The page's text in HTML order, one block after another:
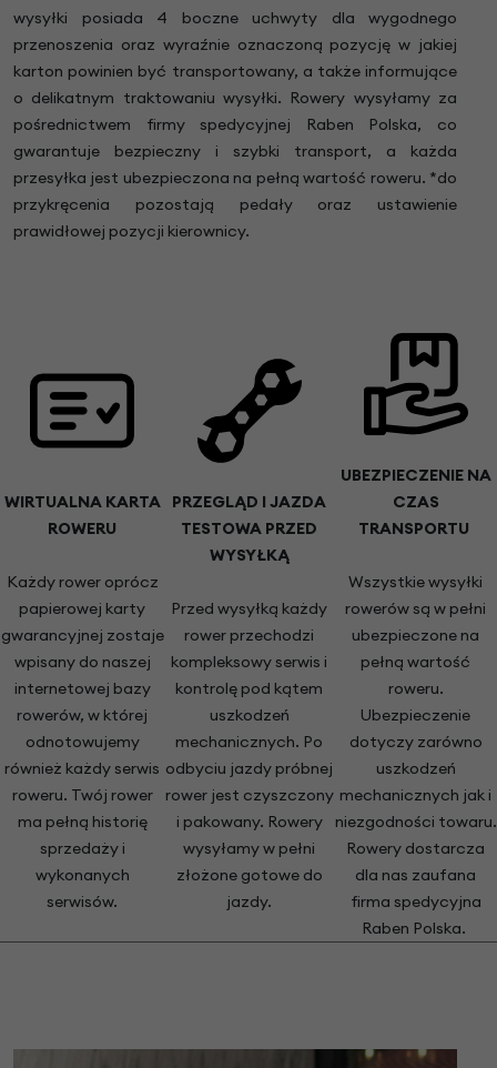
wysyłki posiada 4 boczne uchwyty dla wygodnego
przenoszenia oraz wyraźnie oznaczoną pozycję w jakiej
karton powinien być transportowany, a także informujące
o delikatnym traktowaniu wysyłki. Rowery wysyłamy za
pośrednictwem firmy spedycyjnej Raben Polska, co
gwarantuje bezpieczny i szybki transport, a każda
przesyłka jest ubezpieczona na pełną wartość roweru. *do
przykręcenia pozostają pedały oraz ustawienie
prawidłowej pozycji kierownicy.
WIRTUALNA KARTA
ROWERU
Każdy rower oprócz
papierowej karty
gwarancyjnej zostaje
wpisany do naszej
internetowej bazy
rowerów, w której
odnotowujemy
również każdy serwis
roweru. Twój rower
ma pełną historię
sprzedaży i
wykonanych
serwisów.
PRZEGLĄD I JAZDA
TESTOWA PRZED
WYSYŁKĄ
Przed wysyłką każdy
rower przechodzi
kompleksowy serwis i
kontrolę pod kątem
uszkodzeń
mechanicznych. Po
odbyciu jazdy próbnej
rower jest czyszczony
i pakowany. Rowery
wysyłamy w pełni
złożone gotowe do
jazdy.
UBEZPIECZENIE NA
CZAS
TRANSPORTU
Wszystkie wysyłki
rowerów są w pełni
ubezpieczone na
pełną wartość
roweru.
Ubezpieczenie
dotyczy zarówno
uszkodzeń
mechanicznych jak i
niezgodności towaru.
Rowery dostarcza
dla nas zaufana
firma spedycyjna
Raben Polska.